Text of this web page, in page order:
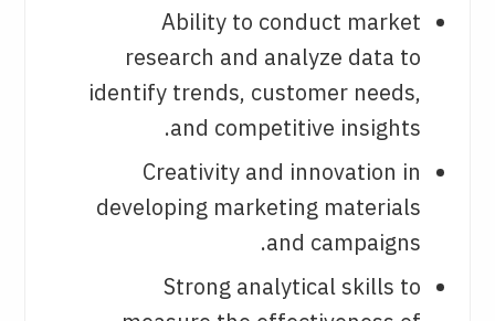
Ability to conduct market
research and analyze data to
identify trends, customer needs,
and competitive insights.
Creativity and innovation in
developing marketing materials
and campaigns.
Strong analytical skills to